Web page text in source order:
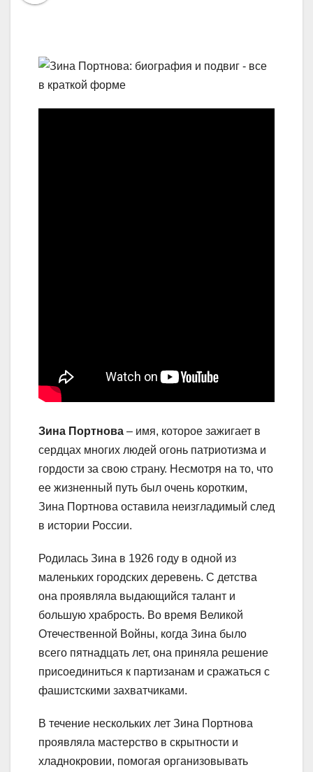
Зина Портнова – имя, которое зажигает в
сердцах многих людей огонь патриотизма и
гордости за свою страну. Несмотря на то, что
ее жизненный путь был очень коротким,
Зина Портнова оставила неизгладимый след
в истории России.
Родилась Зина в 1926 году в одной из
маленьких городских деревень. С детства
она проявляла выдающийся талант и
большую храбрость. Во время Великой
Отечественной Войны, когда Зина было
всего пятнадцать лет, она приняла решение
присоединиться к партизанам и сражаться с
фашистскими захватчиками.
В течение нескольких лет Зина Портнова
проявляла мастерство в скрытности и
хладнокровии, помогая организовывать